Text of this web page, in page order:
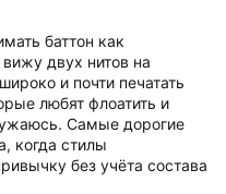
баттон как
двух нитов на
и почти печатать
любят флоатить и
Самые дорогие
когда стилы
без учёта состава